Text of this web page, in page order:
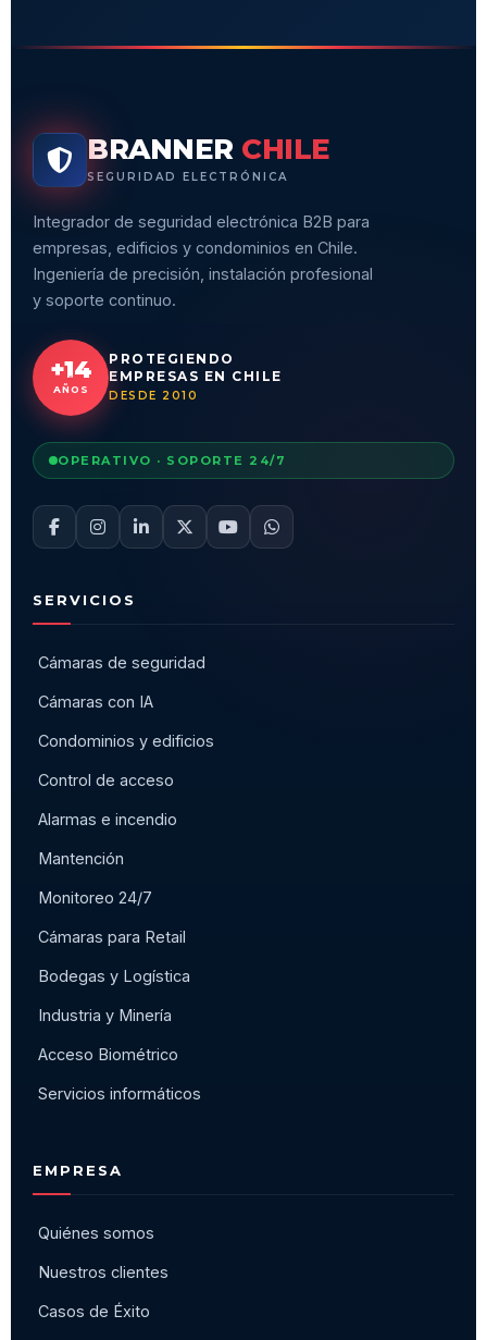
BRANNER CHILE
SEGURIDAD ELECTRÓNICA
Integrador de seguridad electrónica B2B para
empresas, edificios y condominios en Chile.
Ingeniería de precisión, instalación profesional
y soporte continuo.
+14
AÑOS
PROTEGIENDO
EMPRESAS EN CHILE
DESDE 2010
OPERATIVO · SOPORTE 24/7
SERVICIOS
Cámaras de seguridad
Cámaras con IA
Condominios y edificios
Control de acceso
Alarmas e incendio
Mantención
Monitoreo 24/7
Cámaras para Retail
Bodegas y Logística
Industria y Minería
Acceso Biométrico
Servicios informáticos
EMPRESA
Quiénes somos
Nuestros clientes
Casos de Éxito